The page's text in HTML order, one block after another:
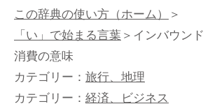
この辞典の使い方（ホーム）＞
「い」で始まる言葉＞インバウンド
消費の意味
カテゴリー： 旅行、地理
カテゴリー： 経済、ビジネス